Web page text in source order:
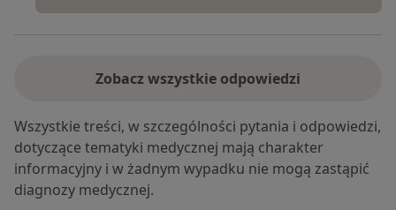
Zobacz wszystkie odpowiedzi
Wszystkie treści, w szczególności pytania i odpowiedzi,
dotyczące tematyki medycznej mają charakter
informacyjny i w żadnym wypadku nie mogą zastąpić
diagnozy medycznej.